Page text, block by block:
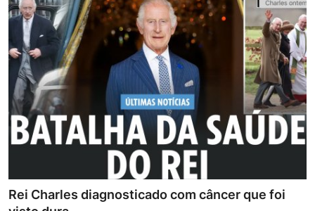
Home
UOL Email Entrar
UOL ADS
Uol pt Bate Papo Gratis
Mundo
Dólar Cotação de Hoje
Rei Charles diagnosticado com câncer que foi